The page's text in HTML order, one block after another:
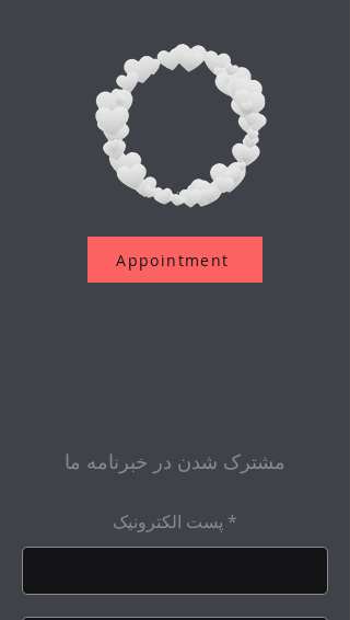
Appointment
مشترک شدن در خبرنامه ما
پست الکترونیک